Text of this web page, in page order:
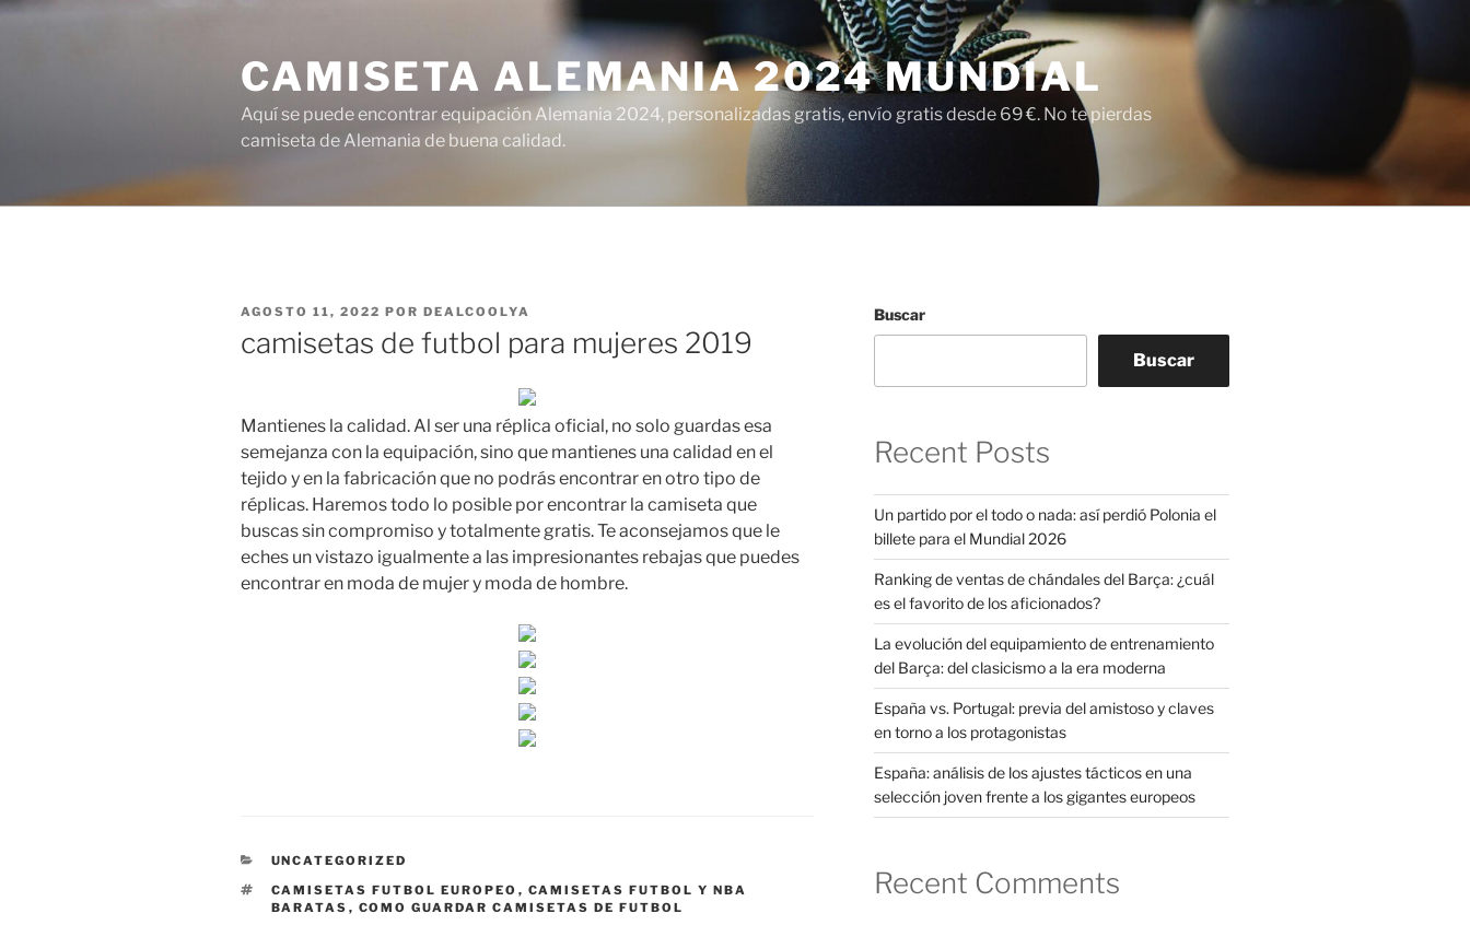
Saltar
CAMISETA ALEMANIA 2024 MUNDIAL
Aquí se puede encontrar equipación Alemania 2024, personalizadas gratis, envío gratis desde 69 €. No te pierdas
camiseta de Alemania de buena calidad.
PUBLICADO
AGOSTO 11, 2022 POR DEALCOOLYA
camisetas de futbol para mujeres 2019
Mantienes la calidad. Al ser una réplica oficial, no solo guardas esa
semejanza con la equipación, sino que mantienes una calidad en el
tejido y en la fabricación que no podrás encontrar en otro tipo de
réplicas. Haremos todo lo posible por encontrar la camiseta que
buscas sin compromiso y totalmente gratis. Te aconsejamos que le
eches un vistazo igualmente a las impresionantes rebajas que puedes
encontrar en moda de mujer y moda de hombre.
CATEGORÍAS
UNCATEGORIZED
ETIQUETAS
CAMISETAS FUTBOL EUROPEO , CAMISETAS FUTBOL Y NBA
BARATAS , COMO GUARDAR CAMISETAS DE FUTBOL
Buscar
Buscar
Recent Posts
Un partido por el todo o nada: así perdió Polonia el
billete para el Mundial 2026
Ranking de ventas de chándales del Barça: ¿cuál
es el favorito de los aficionados?
La evolución del equipamiento de entrenamiento
del Barça: del clasicismo a la era moderna
España vs. Portugal: previa del amistoso y claves
en torno a los protagonistas
España: análisis de los ajustes tácticos en una
selección joven frente a los gigantes europeos
Recent Comments